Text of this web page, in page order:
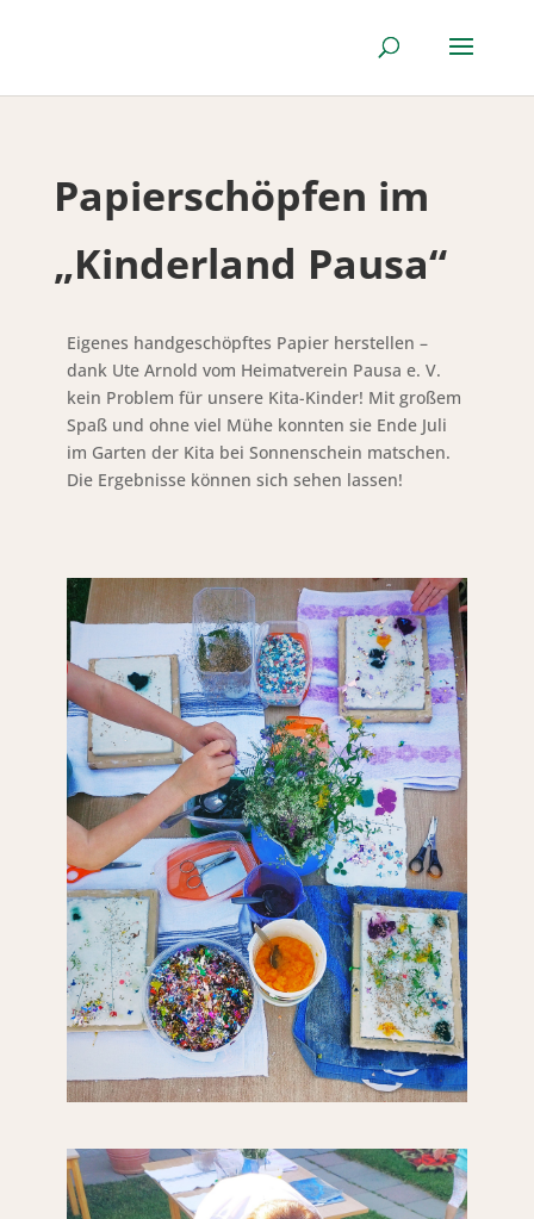
Papierschöpfen im
„Kinderland Pausa“
Eigenes handgeschöpftes Papier herstellen –
dank Ute Arnold vom Heimatverein Pausa e. V.
kein Problem für unsere Kita-Kinder! Mit großem
Spaß und ohne viel Mühe konnten sie Ende Juli
im Garten der Kita bei Sonnenschein matschen.
Die Ergebnisse können sich sehen lassen!